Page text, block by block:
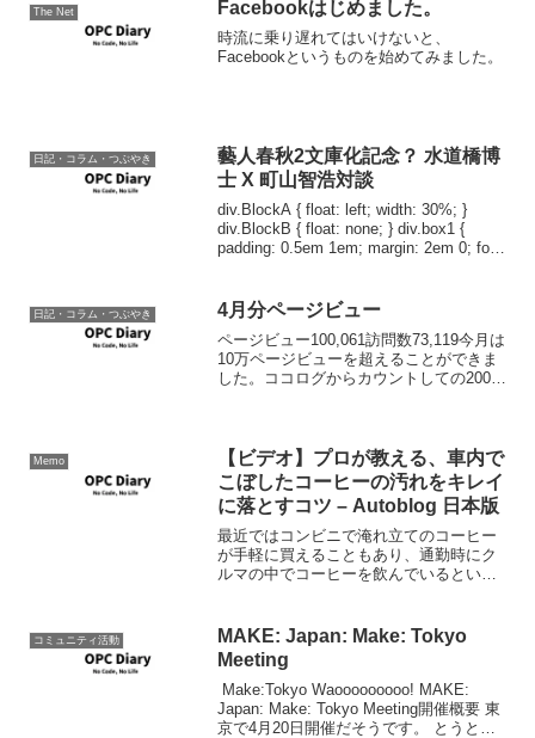
The Net Facebookはじめました。
時流に乗り遅れてはいけないと、
Facebookというものを始めてみました。
日記・コラム・つぶやき
藝人春秋2文庫化記念？ 水道橋博
士 X 町山智浩対談
div.BlockA { float: left; width: 30%; }
div.BlockB { float: none; } div.box1 {
padding: 0.5em 1em; margin: 2em 0; font-
日記・コラム・つぶやき 4月分ページビュー
ページビュー100,061訪問数73,119今月は
10万ページビューを超えることができま
した。ココログからカウントしての2000
最...
Memo
【ビデオ】プロが教える、車内で
こぼしたコーヒーの汚れをキレイ
に落とすコツ – Autoblog 日本版
最近ではコンビニで淹れ立てのコーヒー
が手軽に買えることもあり、通勤時にク
ルマの中でコーヒーを飲んでいるという
いたりしている車内で情報源: 【ビデオ】
プロが教える、車内で...
コミュニティ活動
MAKE: Japan: Make: Tokyo
Meeting
Make:Tokyo Waooooooooo! MAKE:
Japan: Make: Tokyo Meeting開催概要 東
京で4月20日開催だそうです。 とうとう